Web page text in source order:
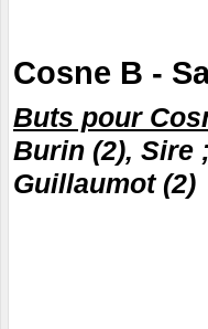
Cosne B -
Buts pour
Burin (2), Sire ;
Guillaumot (2)